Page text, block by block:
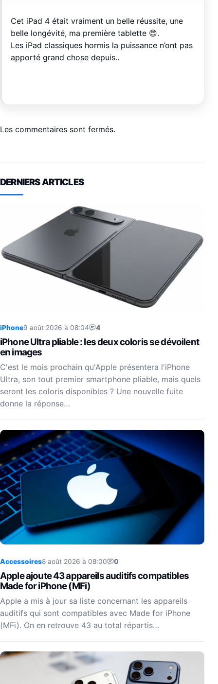
Cet iPad 4 était vraiment un belle réussite, une
belle longévité, ma première tablette 😍.
Les iPad classiques hormis la puissance n’ont pas
apporté grand chose depuis..
Les commentaires sont fermés.
DERNIERS ARTICLES
iPhone9 août 2026 à 08:04 4
iPhone Ultra pliable : les deux coloris se dévoilent
en images
C'est le mois prochain qu'Apple présentera l'iPhone
Ultra, son tout premier smartphone pliable, mais quels
seront les coloris disponibles ? Une nouvelle fuite
donne la réponse…
Accessoires8 août 2026 à 08:00 0
Apple ajoute 43 appareils auditifs compatibles
Made for iPhone (MFi)
Apple a mis à jour sa liste concernant les appareils
auditifs qui sont compatibles avec Made for iPhone
(MFi). On en retrouve 43 au total répartis…